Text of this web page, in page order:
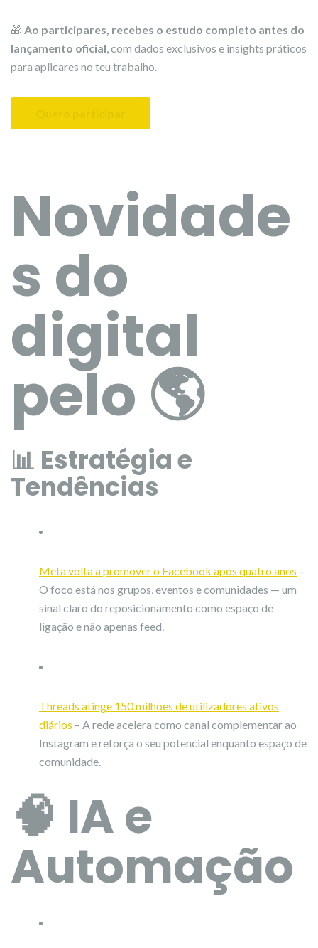
🎁 Ao participares, recebes o estudo completo antes do
lançamento oficial, com dados exclusivos e insights práticos
para aplicares no teu trabalho.
Novidade
s do
digital
pelo 🌎
📊 Estratégia e
Tendências
Meta volta a promover o Facebook após quatro anos –
O foco está nos grupos, eventos e comunidades — um
sinal claro do reposicionamento como espaço de
ligação e não apenas feed.
Threads atinge 150 milhões de utilizadores ativos
diários – A rede acelera como canal complementar ao
Instagram e reforça o seu potencial enquanto espaço de
comunidade.
🧠 IA e
Automação